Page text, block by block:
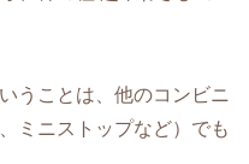
うことは、他のコンビニ
ミニストップなど）でも